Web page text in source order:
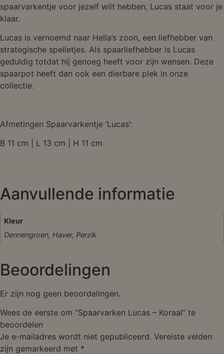
spaarvarkentje voor jezelf wilt hebben, Lucas staat voor je
klaar.
Lucas is vernoemd naar Hella’s zoon, een liefhebber van
strategische spelletjes. Als spaarliefhebber is Lucas
geduldig totdat hij genoeg heeft voor zijn wensen. Deze
spaarpot heeft dan ook een dierbare plek in onze
collectie.
Afmetingen Spaarvarkentje ‘Lucas’:
B 11 cm | L 13 cm | H 11 cm
Aanvullende informatie
Kleur
Dennengroen, Haver, Perzik
Beoordelingen
Er zijn nog geen beoordelingen.
Wees de eerste om “Spaarvarken Lucas – Koraal” te
beoordelen
Je e-mailadres wordt niet gepubliceerd. Vereiste velden
zijn gemarkeerd met *